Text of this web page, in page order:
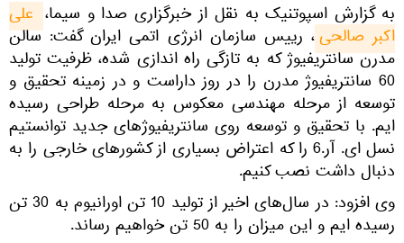
به گزارش اسپوتنیک به نقل از خبرگزاری صدا و سیما،
اکبر صالحی، رییس سازمان انرژی اتمی ایران گفت: سالن
مدرن سانتریفیوژ که به تازگی راه اندازی شده، ظرفیت تولید
60 سانتریفیوژ مدرن را در روز داراست و در زمینه تحقیق و
توسعه از مرحله مهندسی معکوس به مرحله طراحی رسیده
ایم. با تحقیق و توسعه روی سانتریفیوژ‌های جدید توانستیم
نسل‌ ای. آر.6 را که اعتراض بسیاری از کشور‌های خارجی را به
دنبال داشت نصب کنیم.
وی افزود: در سال‌های اخیر از تولید 10 تن اورانیوم به 30 تن
رسیده ایم و این میزان را به 50 تن خواهیم رساند.